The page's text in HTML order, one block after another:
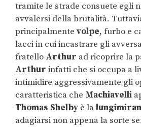
tramite le strade consuete egli
avvalersi della brutalità.
principalmente volpe, furbo e
lacci in cui incastrare gli
fratello Arthur ad ricoprire la
Arthur infatti che si occupa a
intimidire aggressivamente gli
caratteristica che Machiavelli
Thomas Shelby è la
adagiarsi non appena la sorte